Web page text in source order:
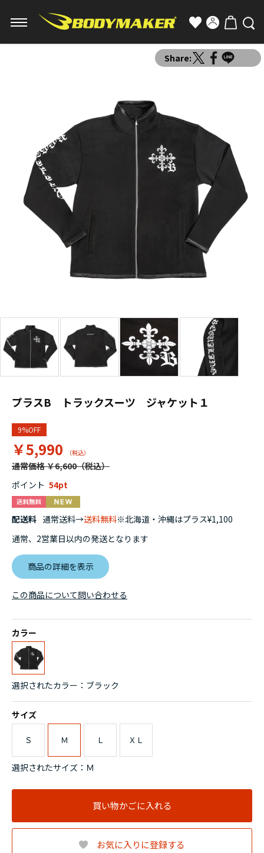
Share:
プラスB トラックスーツ ジャケット１
9%OFF
￥5,990
通常価格 ￥6,600
ポイント 54
配送料 通常送料→送料無料※北海道・沖縄はプラス¥1,100
通常、2営業日以内の発送となります
商品の詳細を表示
カラー
選択されたカラー：ブラック
サイズ
Ｓ Ｍ Ｌ ＸＬ
選択されたサイズ：Ｍ
買い物かごに入れる
お気に入りに登録する
この商品について問い合わせる